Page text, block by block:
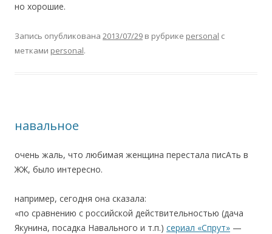
но хорошие.
Запись опубликована 2013/07/29 в рубрике personal с
метками personal.
навальное
очень жаль, что любимая женщина перестала писАть в
ЖЖ, было интересно.
например, сегодня она сказала:
«по сравнению с российской действительностью (дача
Якунина, посадка Навального и т.п.) сериал «Спрут» —